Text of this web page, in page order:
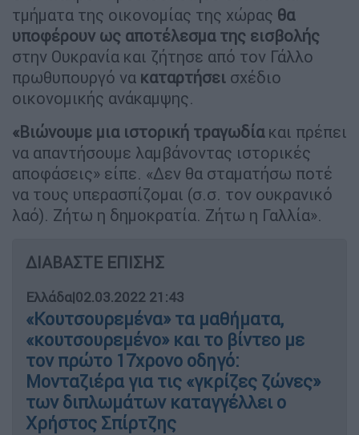
τμήματα της οικονομίας της χώρας θα
υποφέρουν ως αποτέλεσμα της εισβολής
στην Ουκρανία και ζήτησε από τον Γάλλο
πρωθυπουργό να καταρτήσει σχέδιο
οικονομικής ανάκαμψης.
«Βιώνουμε μια ιστορική τραγωδίακαι πρέπει
να απαντήσουμε λαμβάνοντας ιστορικές
αποφάσεις» είπε. «Δεν θα σταματήσω ποτέ
να τους υπερασπίζομαι (σ.σ. τον ουκρανικό
λαό). Ζήτω η δημοκρατία. Ζήτω η Γαλλία».
ΔΙΑΒΑΣΤΕ ΕΠΙΣΗΣ
Ελλάδα|02.03.2022 21:43
«Κουτσουρεμένα» τα μαθήματα,
«κουτσουρεμένο» και το βίντεο με
τον πρώτο 17χρονο οδηγό:
Μονταζιέρα για τις «γκρίζες ζώνες»
των διπλωμάτων καταγγέλλει ο
Χρήστος Σπίρτζης